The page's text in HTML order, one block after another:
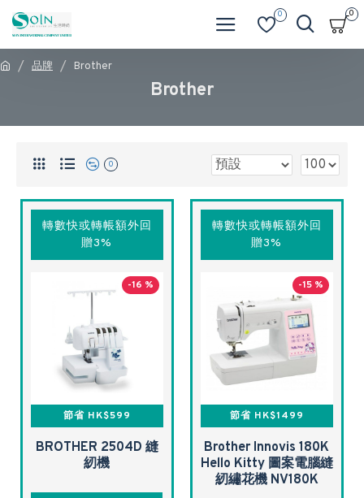
0 0
品牌 Brother
Brother
0
轉數快或轉帳額外回
贈3%
-16 %
節省 HK$599
BROTHER 2504D 縫
紉機
轉數快或轉帳額外回
贈3%
-15 %
節省 HK$1499
Brother Innovis 180K
Hello Kitty 圖案電腦縫
紉繡花機 NV180K